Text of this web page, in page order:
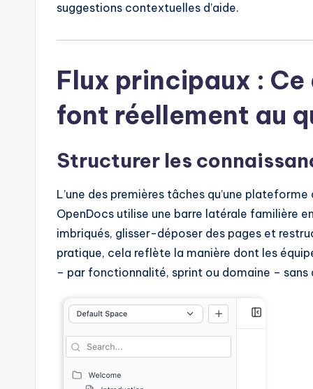
suggestions contextuelles d’aide.
Flux principaux :
font réellement au
Structurer les
L’une des premières tâches qu’une
OpenDocs utilise une barre latérale familière
imbriqués, glisser-déposer des pages et
pratique, cela reflète la manière dont les
– par fonctionnalité, sprint ou domaine –